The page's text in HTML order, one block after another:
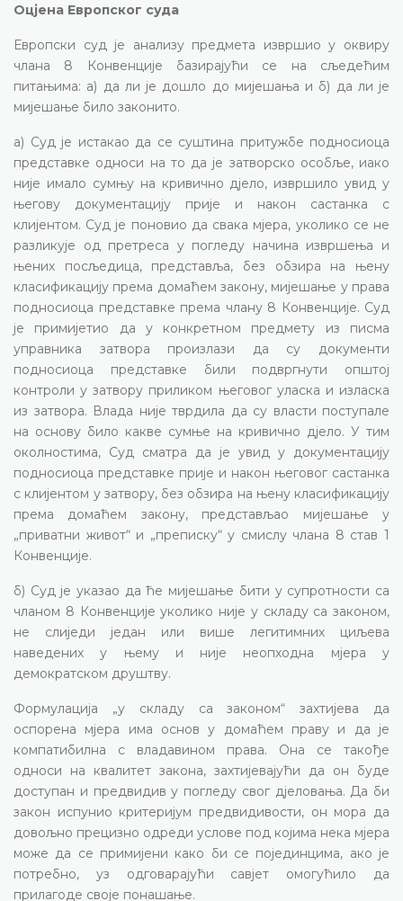
Оцјена Европског суда
Европски суд је анализу предмета извршио у оквиру
члана 8 Конвенције базирајући се на сљедећим
питањима: а) да ли је дошло до мијешања и б) да ли је
мијешање било законито.
а) Суд је истакао да се суштина притужбе подносиоца
представке односи на то да је затворско особље, иако
није имало сумњу на кривично дјело, извршило увид у
његову документацију прије и након састанка с
клијентом. Суд је поновио да свака мјера, уколико се не
разликује од претреса у погледу начина извршења и
њених посљедица, представља, без обзира на њену
класификацију према домаћем закону, мијешање у права
подносиоца представке према члану 8 Конвенције. Суд
је примијетио да у конкретном предмету из писма
управника затвора произлази да су документи
подносиоца представке били подвргнути општој
контроли у затвору приликом његовог уласка и изласка
из затвора. Влада није тврдила да су власти поступале
на основу било какве сумње на кривично дјело. У тим
околностима, Суд сматра да је увид у документацију
подносиоца представке прије и након његовог састанка
с клијентом у затвору, без обзира на њену класификацију
према домаћем закону, представљао мијешање у
„приватни живот“ и „преписку“ у смислу члана 8 став 1
Конвенције.
б) Суд је указао да ће мијешање бити у супротности са
чланом 8 Конвенције уколико није у складу са законом,
не слиједи један или више легитимних циљева
наведених у њему и није неопходна мјера у
демократском друштву.
Формулација „у складу са законом“ захтијева да
оспорена мјера има основ у домаћем праву и да је
компатибилна с владавином права. Она се такође
односи на квалитет закона, захтијевајући да он буде
доступан и предвидив у погледу свог дјеловања. Да би
закон испунио критеријум предвидивости, он мора да
довољно прецизно одреди услове под којима нека мјера
може да се примијени како би се појединцима, ако је
потребно, уз одговарајући савјет омогућило да
прилагоде своје понашање.